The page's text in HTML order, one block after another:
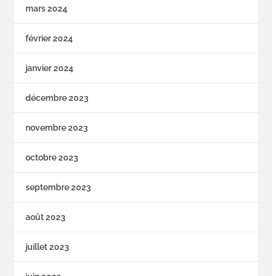
mars 2024
février 2024
janvier 2024
décembre 2023
novembre 2023
octobre 2023
septembre 2023
août 2023
juillet 2023